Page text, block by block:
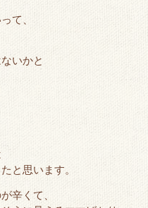
て、
いかと
と思います。
辛くて、